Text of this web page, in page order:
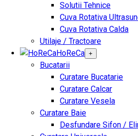
Solutii Tehnice
Cuva Rotativa
Cuva Rotativa Calda
Utilaje / Tractoare
HoReCa +
Bucatarii
Curatare Bucatarie
Curatare Calcar
Curatare Vesela
Curatare Baie
Desfundare Sifon /